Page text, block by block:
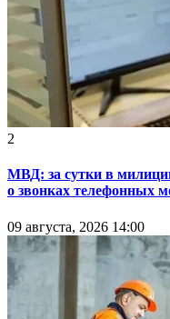
2
МВД: за сутки в
о звонках телефонных
09 августа, 2026 14:00